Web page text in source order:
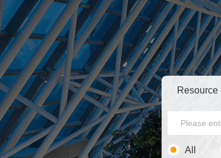
Resource
All